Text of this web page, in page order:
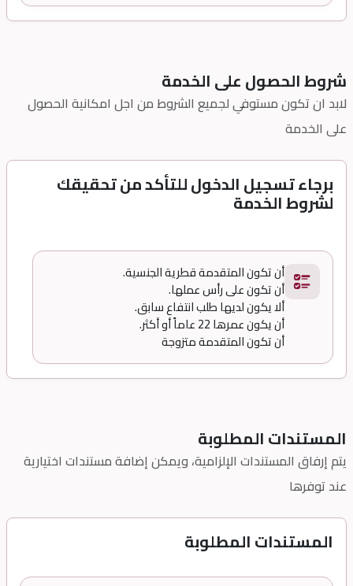
شروط الحصول على الخدمة
لابد ان تكون مستوفي لجميع الشروط من اجل امكانية الحصول
على الخدمة
برجاء تسجيل الدخول للتأكد من تحقيقك
لشروط الخدمة
.أن تكون المتقدمة قطرية الجنسية
.أن تكون على رأس عملها
.ألا يكون لديها طلب انتفاع سابق
.أن يكون عمرها 22 عاماً أو أكثر
أن تكون المتقدمة متزوجة
المستندات المطلوبة
يتم إرفاق المستندات الإلزامية، ويمكن إضافة مستندات اختيارية
عند توفرها
المستندات المطلوبة